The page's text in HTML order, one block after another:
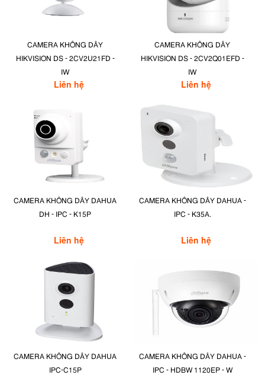
CAMERA KHÔNG DÂY
HIKVISION DS - 2CV2U21FD -
IW
Liên hệ
CAMERA KHÔNG DÂY
HIKVISION DS - 2CV2Q01EFD -
IW
Liên hệ
CAMERA KHÔNG DÂY DAHUA
DH - IPC - K15P
Liên hệ
CAMERA KHÔNG DÂY DAHUA -
IPC - K35A.
Liên hệ
CAMERA KHÔNG DÂY DAHUA
IPC-C15P
CAMERA KHÔNG DÂY DAHUA -
IPC - HDBW 1120EP - W